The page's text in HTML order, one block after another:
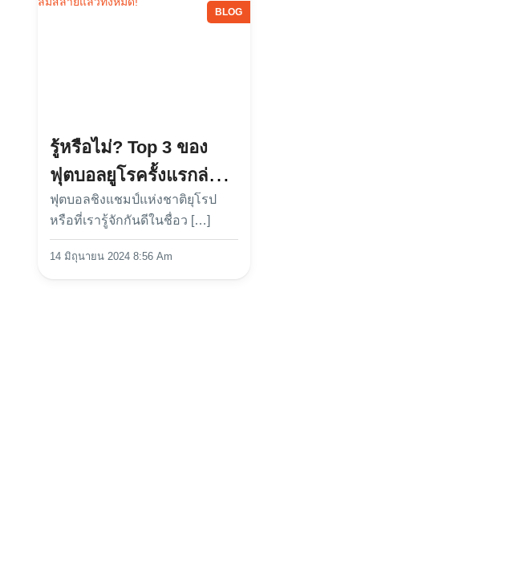
BLOG
รู้หรือไม่? Top 3 ของ
ฟุตบอลยูโรครั้งแรกล่ม
สลายแล้วทั้งหมด!
ฟุตบอลชิงแชมป์แห่งชาติยุโรป
หรือที่เรารู้จักกันดีในชื่อว […]
14 มิถุนายน 2024 8:56 Am